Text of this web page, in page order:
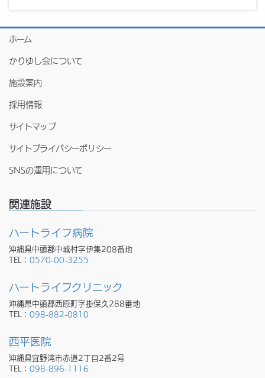
ホーム
かりゆし会について
施設案内
採用情報
サイトマップ
サイトプライバシーポリシー
SNSの運用について
関連施設
ハートライフ病院
沖縄県中頭郡中城村字伊集208番地
TEL： 0570-00-3255
ハートライフクリニック
沖縄県中頭郡西原町字掛保久288番地
TEL： 098-882-0810
西平医院
沖縄県宜野湾市赤道2丁目2番2号
TEL： 098-896-1116